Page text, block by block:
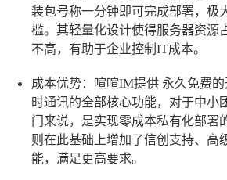
装包号称一分钟即可完成部署，极
槛。其轻量化设计使得服务器资源
不高，有助于企业控制IT成本。
成本优势：喧喧IM提供 永久免费
时通讯的全部核心功能，对于中小
门来说，是实现零成本私有化部署
则在此基础上增加了信创支持、高
能，满足更高要求。